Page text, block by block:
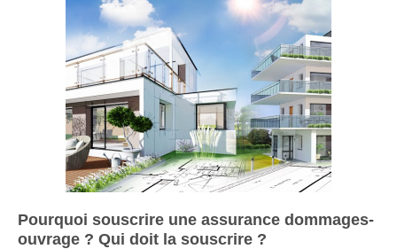
Pourquoi souscrire une assurance dommages-
ouvrage ? Qui doit la souscrire ?